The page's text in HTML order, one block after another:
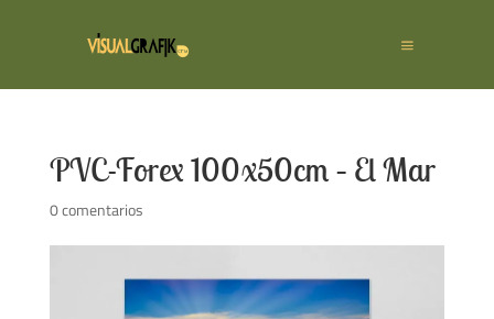
PVC-Forex 100x50cm – El Mar
0 comentarios